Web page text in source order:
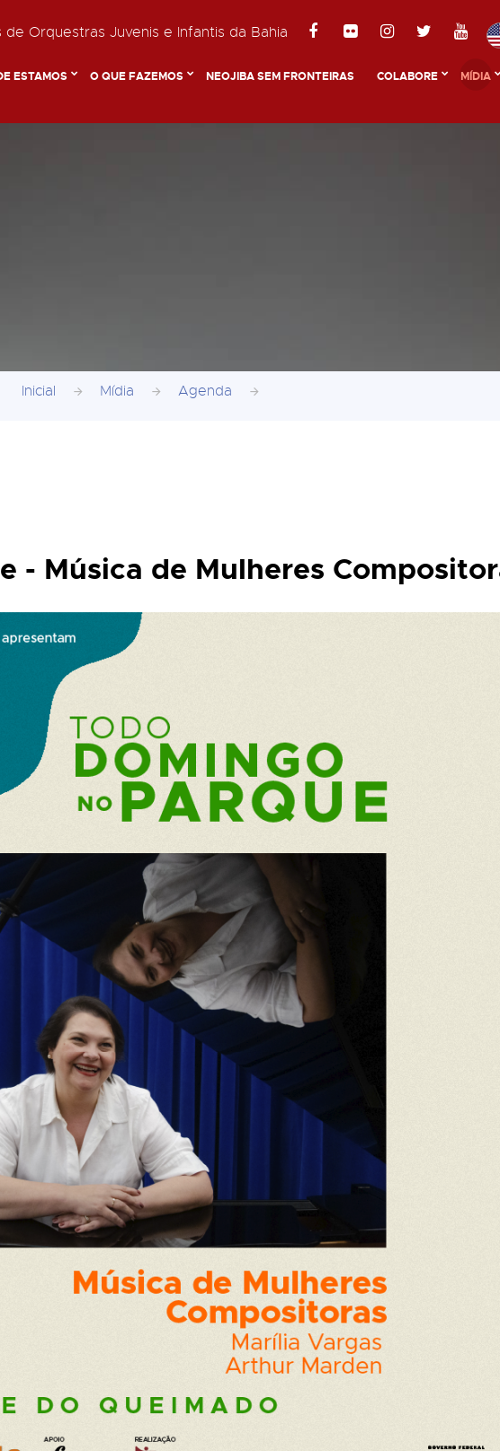
de Orquestras Juvenis e Infantis da Bahia
ESTAMOS O QUE FAZEMOS NEOJIBA SEM FRONTEIRAS COLABORE MÍDIA
Inicial Mídia Agenda
- Música de Mulheres